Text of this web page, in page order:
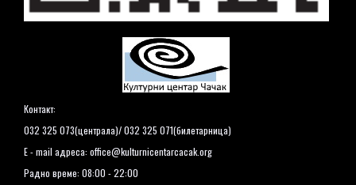
Контакт:
032 325 073(централа)/ 032 325 071(билетарница)
E - mail адреса: office@kulturnicentarcacak.org
Радно време: 08:00 - 22:00